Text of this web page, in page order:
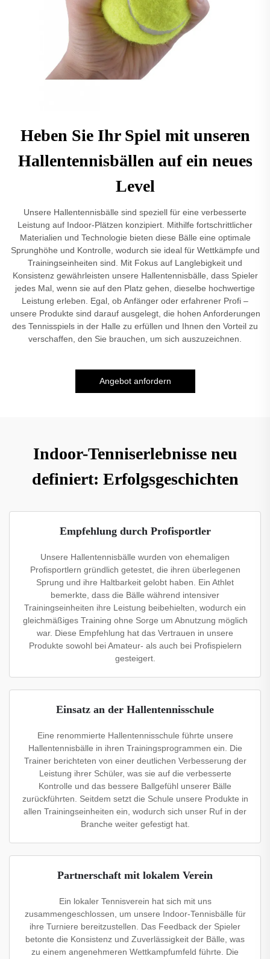
Heben Sie Ihr Spiel mit unseren
Hallentennisbällen auf ein neues
Level
Unsere Hallentennisbälle sind speziell für eine verbesserte
Leistung auf Indoor-Plätzen konzipiert. Mithilfe fortschrittlicher
Materialien und Technologie bieten diese Bälle eine optimale
Sprunghöhe und Kontrolle, wodurch sie ideal für Wettkämpfe und
Trainingseinheiten sind. Mit Fokus auf Langlebigkeit und
Konsistenz gewährleisten unsere Hallentennisbälle, dass Spieler
jedes Mal, wenn sie auf den Platz gehen, dieselbe hochwertige
Leistung erleben. Egal, ob Anfänger oder erfahrener Profi –
unsere Produkte sind darauf ausgelegt, die hohen Anforderungen
des Tennisspiels in der Halle zu erfüllen und Ihnen den Vorteil zu
verschaffen, den Sie brauchen, um sich auszuzeichnen.
Angebot anfordern
Indoor-Tenniserlebnisse neu
definiert: Erfolgsgeschichten
Empfehlung durch Profisportler
Unsere Hallentennisbälle wurden von ehemaligen
Profisportlern gründlich getestet, die ihren überlegenen
Sprung und ihre Haltbarkeit gelobt haben. Ein Athlet
bemerkte, dass die Bälle während intensiver
Trainingseinheiten ihre Leistung beibehielten, wodurch ein
gleichmäßiges Training ohne Sorge um Abnutzung möglich
war. Diese Empfehlung hat das Vertrauen in unsere
Produkte sowohl bei Amateur- als auch bei Profispielern
gesteigert.
Einsatz an der Hallentennisschule
Eine renommierte Hallentennisschule führte unsere
Hallentennisbälle in ihren Trainingsprogrammen ein. Die
Trainer berichteten von einer deutlichen Verbesserung der
Leistung ihrer Schüler, was sie auf die verbesserte
Kontrolle und das bessere Ballgefühl unserer Bälle
zurückführten. Seitdem setzt die Schule unsere Produkte in
allen Trainingseinheiten ein, wodurch sich unser Ruf in der
Branche weiter gefestigt hat.
Partnerschaft mit lokalem Verein
Ein lokaler Tennisverein hat sich mit uns
zusammengeschlossen, um unsere Indoor-Tennisbälle für
ihre Turniere bereitzustellen. Das Feedback der Spieler
betonte die Konsistenz und Zuverlässigkeit der Bälle, was
zu einem angenehmeren Wettkampfumfeld führte. Die